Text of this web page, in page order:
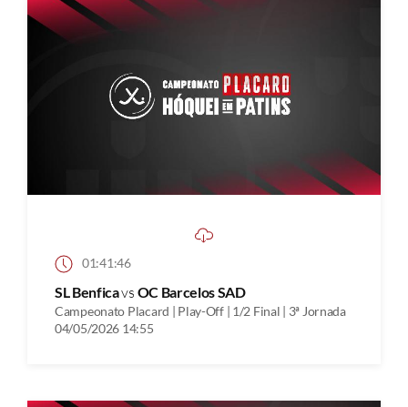
01:41:46
SL Benficavs OC Barcelos SAD
Campeonato Placard | Play-Off | 1/2 Final | 3ª Jornada
04/05/2026 14:55